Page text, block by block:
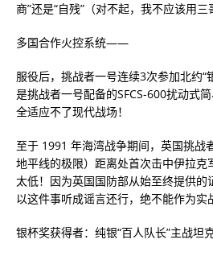
商”还是“自残”（对不起，我不应该用三
多国合作火控系统——
服役后，挑战者一号连续3次参加北约“
是挑战者一号配备的SFCS-600扰动式
全适应不了现代战场！
至于 1991 年海湾战争期间，英国挑战
地平线的极限）距离处首次击中伊拉克
太低！因为英国国防部从始至终提供的
以这件事听成谣言还行，绝不能作为实
银杯奖获得者：纯银“百人队长”主战坦